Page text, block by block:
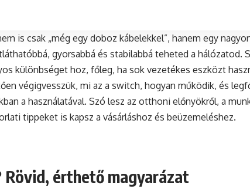
is csak „még egy doboz kábelekkel”, hanem egy
gyorsabbá és stabilabbá teheted a hálózatod.
különbséget hoz, főleg, ha sok vezetékes eszközt
végigvesszük, mi az a switch, hogyan működik, és
a használatával. Szó lesz az otthoni előnyökről, a
tippeket is kapsz a vásárláshoz és beüzemeléshez.
Rövid, érthető magyarázat